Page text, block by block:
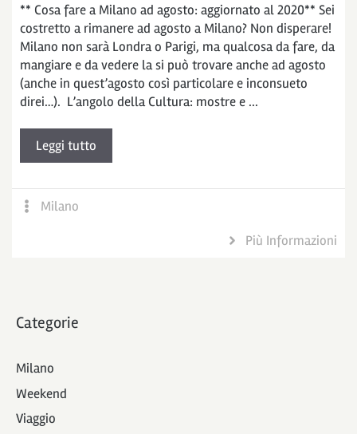
** Cosa fare a Milano ad agosto: aggiornato al 2020** Sei
costretto a rimanere ad agosto a Milano? Non disperare!
Milano non sarà Londra o Parigi, ma qualcosa da fare, da
mangiare e da vedere la si può trovare anche ad agosto
(anche in quest’agosto così particolare e inconsueto
direi…). L’angolo della Cultura: mostre e ...
Leggi tutto
Milano
Più Informazioni
Categorie
Milano
Weekend
Viaggio